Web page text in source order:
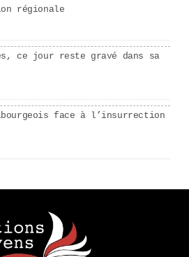
régionale
ce jour reste gravé dans sa
face à l’insurrection